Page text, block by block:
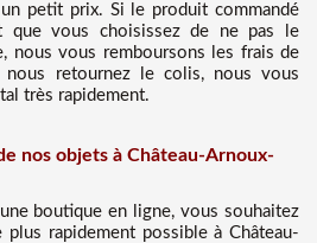
petit prix. Si le produit commandé
que vous choisissez de ne pas le
nous vous remboursons les frais de
retournez le colis, nous vous
très rapidement.
nos objets à Château-Arnoux-
boutique en ligne, vous souhaitez
rapidement possible à Château-